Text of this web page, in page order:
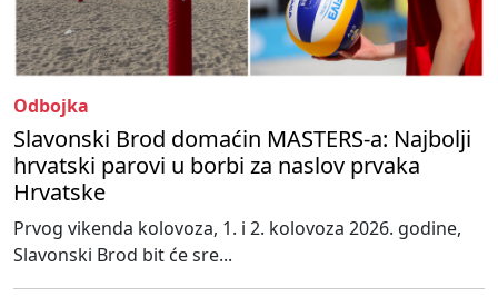
Odbojka
Slavonski Brod domaćin MASTERS-a: Najbolji
hrvatski parovi u borbi za naslov prvaka
Hrvatske
Prvog vikenda kolovoza, 1. i 2. kolovoza 2026. godine,
Slavonski Brod bit će sre...